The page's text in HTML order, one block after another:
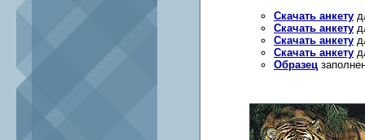
Скачать анкету
Скачать анкету
Скачать анкету
Скачать анкету
Образец